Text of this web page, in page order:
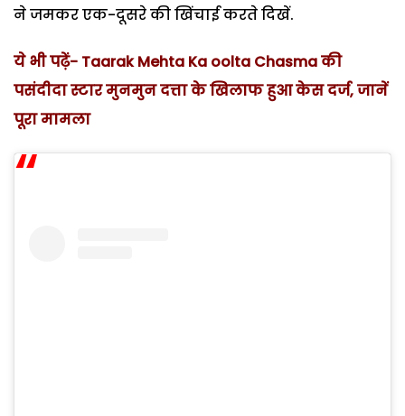
ने जमकर एक-दूसरे की खिंचाई करते दिखें.
ये भी पढ़ें- Taarak Mehta Ka oolta Chasma की
पसंदीदा स्टार मुनमुन दत्ता के खिलाफ हुआ केस दर्ज, जानें
पूरा मामला